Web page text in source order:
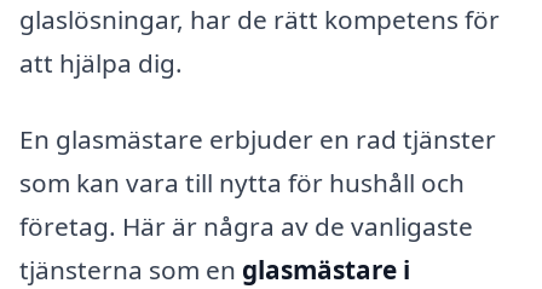
glaslösningar, har de rätt kompetens för
att hjälpa dig.
En glasmästare erbjuder en rad tjänster
som kan vara till nytta för hushåll och
företag. Här är några av de vanligaste
tjänsterna som en glasmästare i